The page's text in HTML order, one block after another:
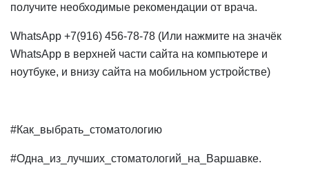
получите необходимые рекомендации от врача.
WhatsApp +7(916) 456-78-78 (Или нажмите на значёк
WhatsApp в верхней части сайта на компьютере и
ноутбуке, и внизу сайта на мобильном устройстве)
#Как_выбрать_стоматологию
#Одна_из_лучших_стоматологий_на_Варшавке.